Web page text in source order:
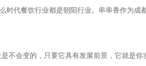
时代餐饮行业都是朝阳行业。串串香作为
不会变的，只要它具有发展前景，它就是